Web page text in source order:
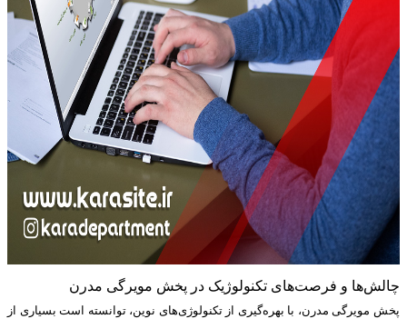
چالش‌ها و فرصت‌های تکنولوژیک در پخش مویرگی مدرن
پخش مویرگی مدرن، با بهره‌گیری از تکنولوژی‌های نوین، توانسته است بسیاری از